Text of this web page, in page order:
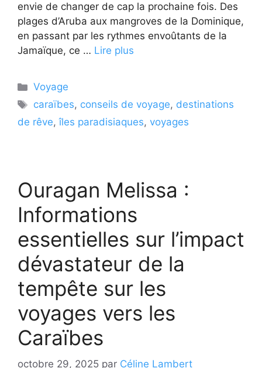
envie de changer de cap la prochaine fois. Des
plages d’Aruba aux mangroves de la Dominique,
en passant par les rythmes envoûtants de la
Jamaïque, ce … Lire plus
Catégories
Voyage
Étiquettes
caraïbes, conseils de voyage, destinations
de rêve,îles paradisiaques, voyages
Ouragan Melissa :
Informations
essentielles sur l’impact
dévastateur de la
tempête sur les
voyages vers les
Caraïbes
octobre 29, 2025 par Céline Lambert